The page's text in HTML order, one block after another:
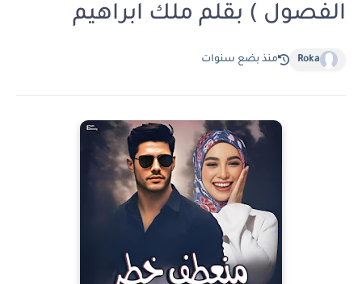
الفصول ) بقلم ملك ابراهيم
Roka منذ بضع سنوات